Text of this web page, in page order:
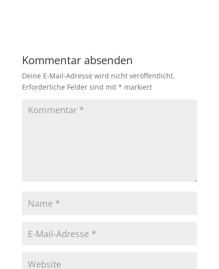
Kommentar absenden
Deine E-Mail-Adresse wird nicht veröffentlicht.
Erforderliche Felder sind mit * markiert